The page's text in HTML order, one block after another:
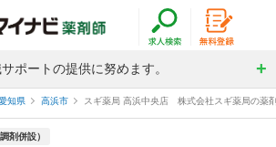
ポートの提供に努めます。
知県 高浜市 スギ薬局 高浜中央店 株式会社スギ薬局の薬
剤併設）